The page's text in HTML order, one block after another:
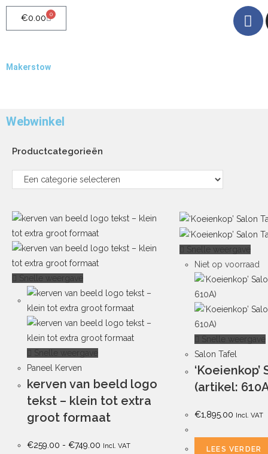
€0.00 0
Makerstow
Webwinkel
Productcategorieën
Snelle weergave
Snelle weergave
Paneel Kerven
kerven van beeld logo
tekst – klein tot extra
groot formaat
€259.00 - €749.00 Incl. VAT
Snelle weergave
Niet op voorraad
Snelle weergave
Salon Tafel
(artikel:
€1,895.00 Incl. VAT
LEES VERDER